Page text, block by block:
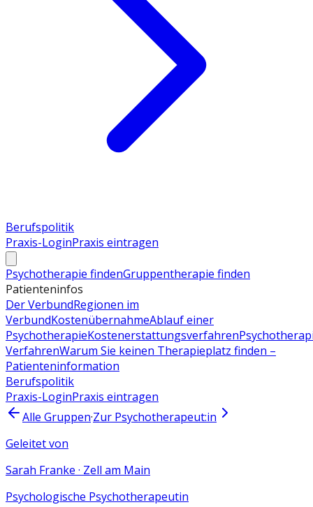
Berufspolitik
Praxis-LoginPraxis eintragen
Psychotherapie findenGruppentherapie finden
Patienteninfos
Der VerbundRegionen im
VerbundKostenübernahmeAblauf einer
PsychotherapieKostenerstattungsverfahren
VerfahrenWarum Sie keinen Therapieplatz finden –
Patienteninformation
Berufspolitik
Praxis-LoginPraxis eintragen
Alle Gruppen·Zur Psychotherapeut:in
Geleitet von
Sarah Franke · Zell am Main
Psychologische Psychotherapeutin